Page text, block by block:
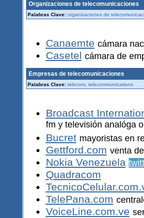
Organizaciones de telecomunicaciones
Palabras Clave: organizaciones de
Canaemte cámara
Casetel cámara de
Empresas de telecomunicaciones
Palabras Clave: telecom, telecommunications
Broadcast
fm y televisión analóga
Bucret mayoristas en
Gettford.com venta
Nokia Venezuela
Quadracom
TelePana.com
VoiceLine.com.ve